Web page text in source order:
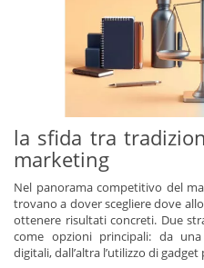
la sfida tra
marketing
Nel panorama competitivo del
trovano a dover scegliere dove
ottenere risultati concreti. Due
come opzioni principali: da
digitali, dall’altra l’utilizzo di